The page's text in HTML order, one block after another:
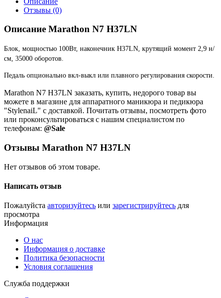
Отзывы (0)
Описание Marathon N7 H37LN
Блок, мощностью 100Вт, наконечник H37LN, крутящий момент 2,9 н/
см, 35000 оборотов.
Педаль опционально вкл-выкл или плавного регулирования скорости.
Marathon N7 H37LN заказать, купить, недорого товар вы
можете в магазине для аппаратного маникюра и педикюра
"StylenaiL" с доставкой. Почитать отзывы, посмотреть фото
или проконсультироваться с нашим специалистом по
телефонам: @Sale
Отзывы Marathon N7 H37LN
Нет отзывов об этом товаре.
Написать отзыв
Пожалуйста авторизуйтесь или зарегистрируйтесь для
просмотра
Информация
О нас
Информация о доставке
Политика безопасности
Условия соглашения
Служба поддержки